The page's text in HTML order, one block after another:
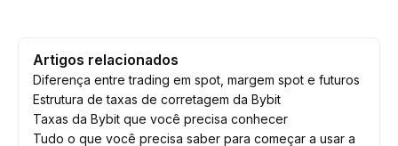
Artigos relacionados
Diferença entre trading em spot, margem spot e futuros
Estrutura de taxas de corretagem da Bybit
Taxas da Bybit que você precisa conhecer
Tudo o que você precisa saber para começar a usar a